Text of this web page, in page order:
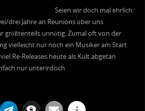
Seien wir doch mal ehrlich:
drei Jahre an Reunions über uns
größtenteils unnötig. Zumal oft von der
vielleicht nur noch ein Musiker am Start
Re-Releases heute als Kult abgetan
nur unterirdisch